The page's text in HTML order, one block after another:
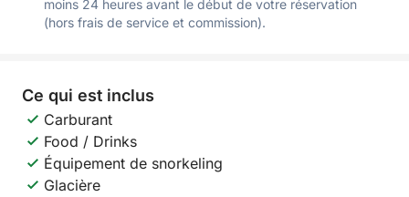
moins 24 heures avant le début de votre réservation
(hors frais de service et commission).
Ce qui est inclus
Carburant
Food / Drinks
Équipement de snorkeling
Glacière